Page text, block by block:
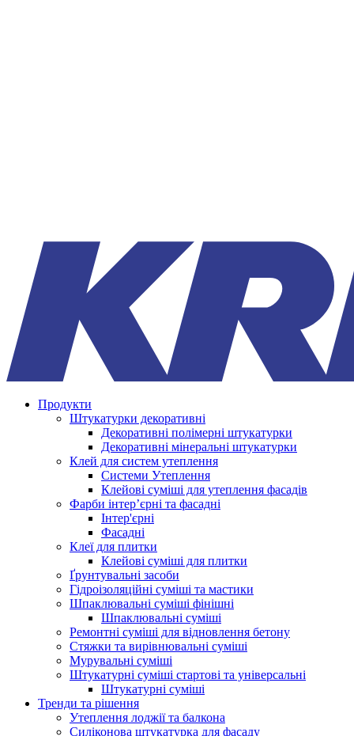
Продукти
Штукатурки декоративні
Декоративні полімерні штукатурки
Декоративні мінеральні штукатурки
Клей для систем утеплення
Системи Утеплення
Клейові суміші для утеплення фасадів
Фарби інтер’єрні та фасадні
Інтер'єрні
Фасадні
Клеї для плитки
Клейові суміші для плитки
Ґрунтувальні засоби
Гідроізоляційні суміші та мастики
Шпаклювальні суміші фінішні
Шпаклювальні суміші
Ремонтні суміші для відновлення бетону
Стяжки та вирівнювальні суміші
Мурувальні суміші
Штукатурні суміші стартові та універсальні
Штукатурні суміші
Тренди та рішення
Утеплення лоджії та балкона
Силіконова штукатурка для фасаду